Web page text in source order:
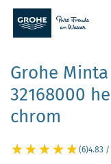
Grohe
32168000
chrom
(6)4.83